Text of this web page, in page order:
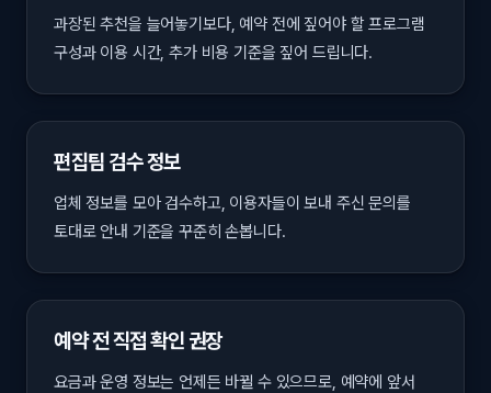
과장된 추천을 늘어놓기보다, 예약 전에 짚어야 할 프로그램
구성과 이용 시간, 추가 비용 기준을 짚어 드립니다.
편집팀 검수 정보
업체 정보를 모아 검수하고, 이용자들이 보내 주신 문의를
토대로 안내 기준을 꾸준히 손봅니다.
예약 전 직접 확인 권장
요금과 운영 정보는 언제든 바뀔 수 있으므로, 예약에 앞서